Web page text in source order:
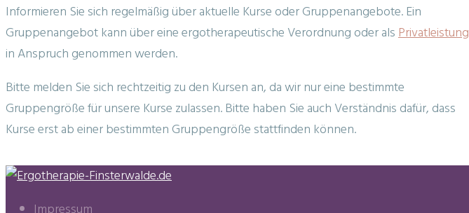
Informieren Sie sich regelmäßig über aktuelle Kurse oder Gruppenangebote. Ein
Gruppenangebot kann über eine ergotherapeutische Verordnung oder alsPrivatleistung
in Anspruch genommen werden.
Bitte melden Sie sich rechtzeitig zu den Kursen an, da wir nur eine bestimmte
Gruppengröße für unsere Kurse zulassen. Bitte haben Sie auch Verständnis dafür, dass
Kurse erst ab einer bestimmten Gruppengröße stattfinden können.